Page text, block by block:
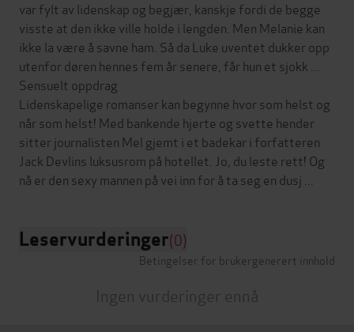
var fylt av lidenskap og begjær, kanskje fordi de begge
visste at den ikke ville holde i lengden. Men Melanie kan
ikke la være å savne ham. Så da Luke uventet dukker opp
utenfor døren hennes fem år senere, får hun et sjokk ...
Sensuelt oppdrag
Lidenskapelige romanser kan begynne hvor som helst og
når som helst! Med bankende hjerte og svette hender
sitter journalisten Mel gjemt i et badekar i forfatteren
Jack Devlins luksusrom på hotellet. Jo, du leste rett! Og
Leservurderinger(0)
Betingelser for brukergenerert innhold
Ingen vurderinger ennå